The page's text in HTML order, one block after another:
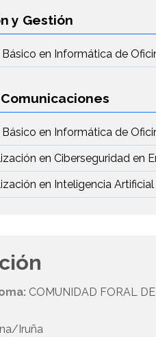
y Gestión
en Informática de
en Informática de
en Ciberseguridad en
en Inteligencia
COMUNIDAD FORAL
Iruña